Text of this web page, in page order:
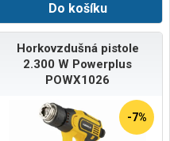
Do košíku
Horkovzdušná pistole
2.300 W Powerplus
POWX1026
-7%